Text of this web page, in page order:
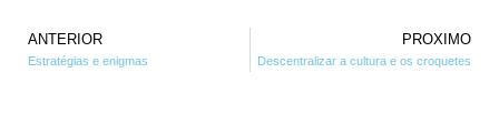
ANTERIOR
Estratégias e enigmas
PROXIMO
Descentralizar a cultura e os croquetes